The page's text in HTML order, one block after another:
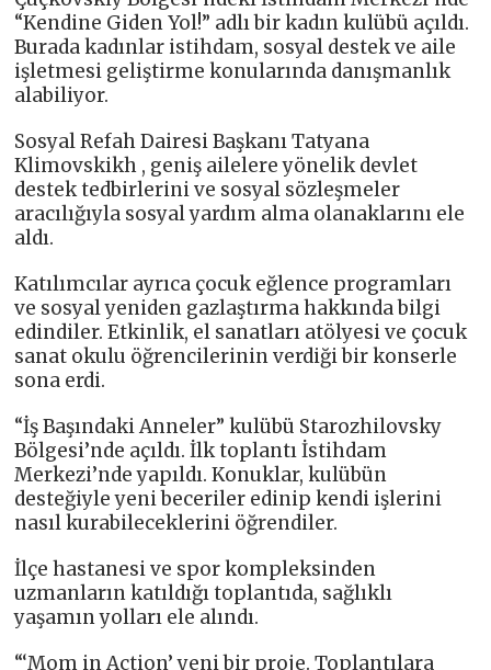
“Kendine Giden Yol!” adlı bir kadın kulübü açıldı.
Burada kadınlar istihdam, sosyal destek ve aile
işletmesi geliştirme konularında danışmanlık
alabiliyor.
Sosyal Refah Dairesi Başkanı Tatyana
Klimovskikh , geniş ailelere yönelik devlet
destek tedbirlerini ve sosyal sözleşmeler
aracılığıyla sosyal yardım alma olanaklarını ele
aldı.
Katılımcılar ayrıca çocuk eğlence programları
ve sosyal yeniden gazlaştırma hakkında bilgi
edindiler. Etkinlik, el sanatları atölyesi ve çocuk
sanat okulu öğrencilerinin verdiği bir konserle
sona erdi.
“İş Başındaki Anneler” kulübü Starozhilovsky
Bölgesi’nde açıldı. İlk toplantı İstihdam
Merkezi’nde yapıldı. Konuklar, kulübün
desteğiyle yeni beceriler edinip kendi işlerini
nasıl kurabileceklerini öğrendiler.
İlçe hastanesi ve spor kompleksinden
uzmanların katıldığı toplantıda, sağlıklı
yaşamın yolları ele alındı.
“‘Mom in Action’ yeni bir proje. Toplantılara